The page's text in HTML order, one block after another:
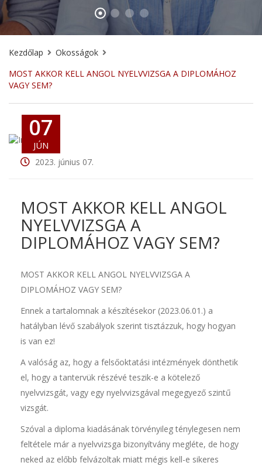
Kezdőlap
Okosságok
MOST AKKOR KELL ANGOL NYELVVIZSGA A DIPLOMÁHOZ
VAGY SEM?
07
JÚN
2023. június 07.
MOST AKKOR KELL ANGOL
NYELVVIZSGA A
DIPLOMÁHOZ VAGY SEM?
MOST AKKOR KELL ANGOL NYELVVIZSGA A
DIPLOMÁHOZ VAGY SEM?
Ennek a tartalomnak a készítésekor (2023.06.01.) a
hatályban lévő szabályok szerint tisztázzuk, hogy hogyan
is van ez!
A valóság az, hogy a felsőoktatási intézmények dönthetik
el, hogy a tantervük részévé teszik-e a kötelező
nyelvvizsgát, vagy egy nyelvvizsgával megegyező szintű
vizsgát.
Szóval a diploma kiadásának törvényileg ténylegesen nem
feltétele már a nyelvvizsga bizonyítvány megléte, de hogy
neked az előbb felvázoltak miatt mégis kell-e sikeres